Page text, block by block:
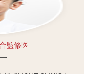
監修医